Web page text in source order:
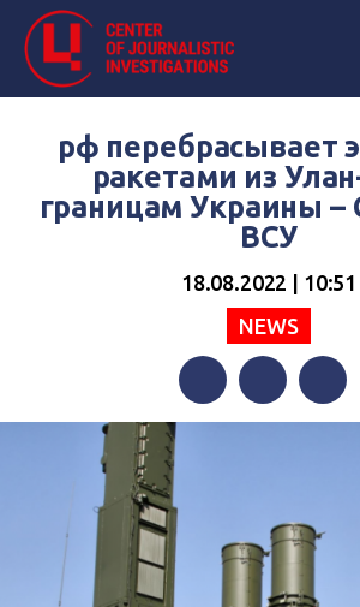
рф перебрасывает
ракетами из
границам Украины –
ВСУ
18.08.2022 | 10:51
NEWS
FacebookTwitter